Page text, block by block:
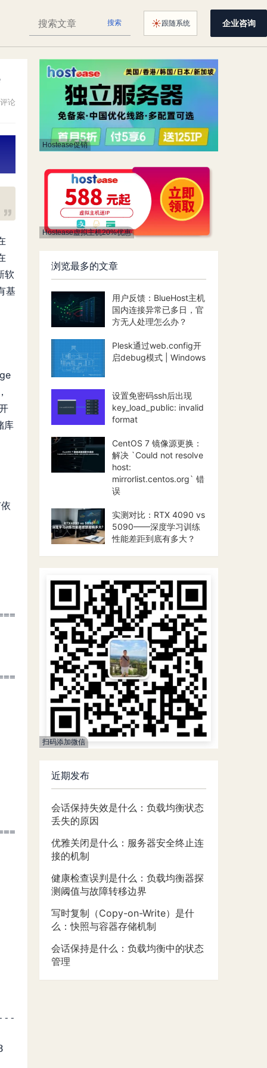
颜色主题：
☀跟随系统
索
HostingWiki
搜索 企业咨询
评论
软
基
库
Hostease促销
Hostease虚拟主机20%优惠
浏览最多的文章
用户反馈：BlueHost主机
国内连接异常已多日，官
方无人处理怎么办？
Plesk通过web.config开
启debug模式 | Windows
设置免密码ssh后出现
key_load_public: invalid
format
CentOS 7 镜像源更换：
解决 `Could not resolve
host:
mirrorlist.centos.org` 错
误
实测对比：RTX 4090 vs
5090——深度学习训练
性能差距到底有多大？
扫码添加微信
近期发布
会话保持失效是什么：负载均衡状态
丢失的原因
优雅关闭是什么：服务器安全终止连
接的机制
健康检查误判是什么：负载均衡器探
测阈值与故障转移边界
写时复制（Copy-on-Write）是什
么：快照与容器存储机制
会话保持是什么：负载均衡中的状态
管理